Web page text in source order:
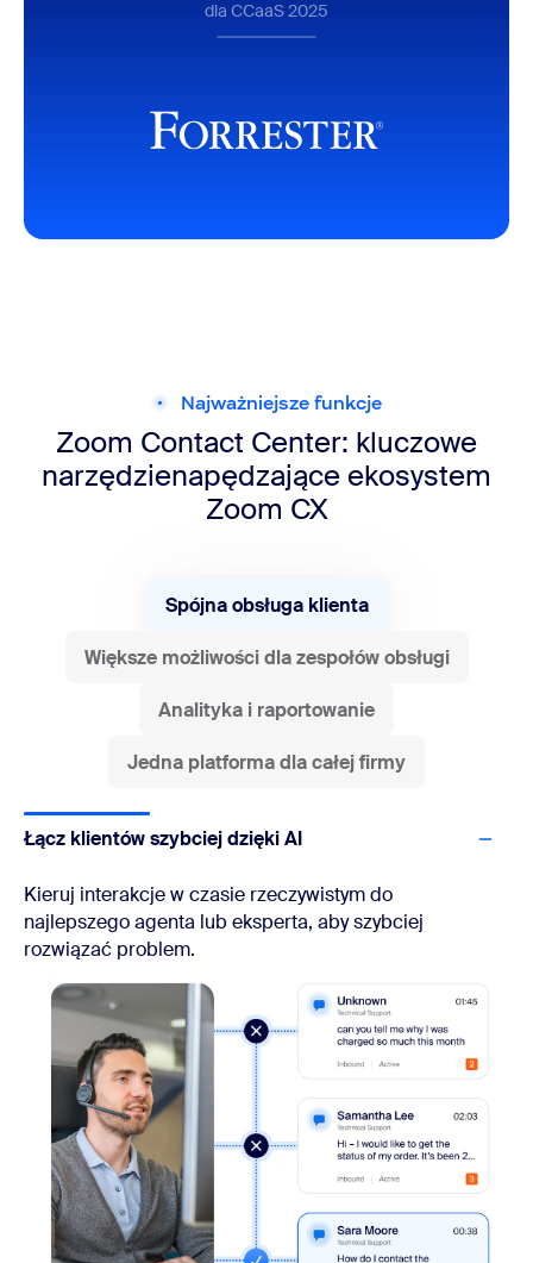
dla CCaaS 2025
Najważniejsze funkcje
Zoom Contact Center: kluczowe
narzędzienapędzające ekosystem
Zoom CX
Spójna obsługa klienta
Większe możliwości dla zespołów obsługi
Analityka i raportowanie
Jedna platforma dla całej firmy
Łącz klientów szybciej dzięki AI
Kieruj interakcje w czasie rzeczywistym do
najlepszego agenta lub eksperta, aby szybciej
rozwiązać problem.